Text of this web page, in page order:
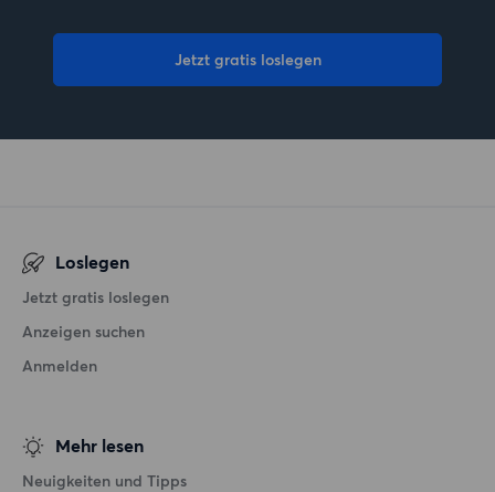
Jetzt gratis loslegen
Loslegen
Jetzt gratis loslegen
Anzeigen suchen
Anmelden
Mehr lesen
Neuigkeiten und Tipps